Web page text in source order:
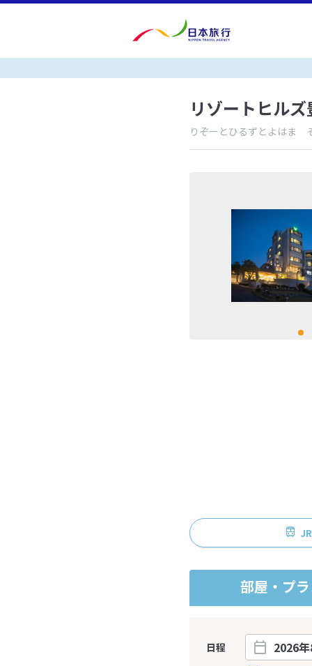
リゾートヒル
りぞーとひるずとよはま
部屋・プ
日程